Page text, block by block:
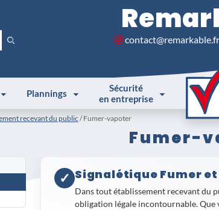
contact@remarkable.fr
Plannings
Sécurité
en entreprise
recevant du public Fumer-vapoter
Fumer-
✓ Signalétique Fumer
Dans tout établissement recevant du
obligation légale incontournable. Que